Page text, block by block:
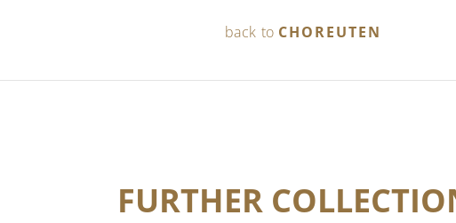
back to CHOREUTEN
FURTHER